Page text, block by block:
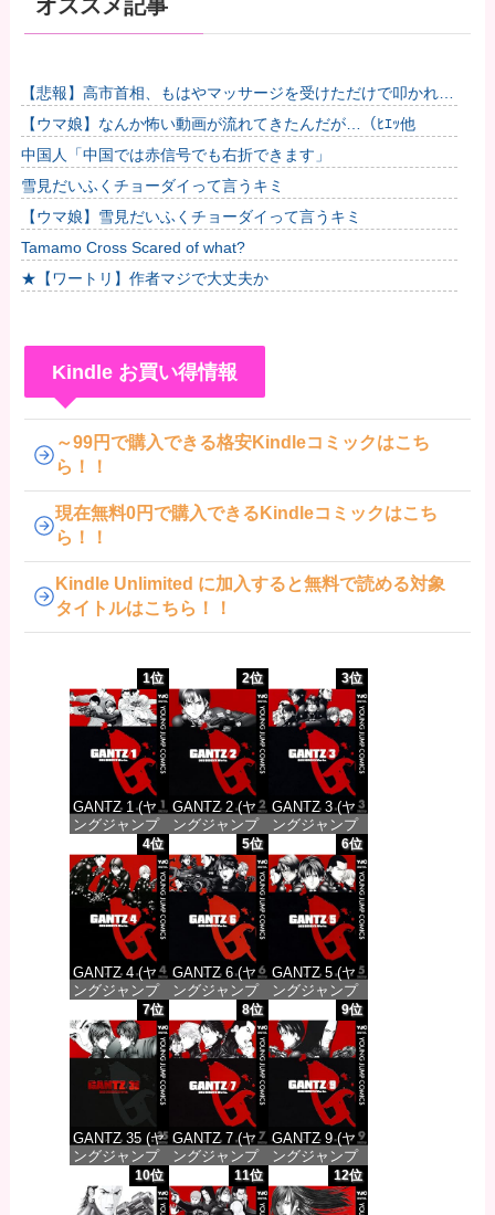
オススメ記事
【悲報】高市首相、もはやマッサージを受けただけで叩かれて
しまう他
【ウマ娘】なんか怖い動画が流れてきたんだが…（ﾋｴｯ他
中国人「中国では赤信号でも右折できます」
雪見だいふくチョーダイって言うキミ
【ウマ娘】雪見だいふくチョーダイって言うキミ
Tamamo Cross Scared of what?
★【ワートリ】作者マジで大丈夫か
Kindle お買い得情報
～99円で購入できる格安Kindleコミックはこち
ら！！
現在無料0円で購入できるKindleコミックはこち
ら！！
Kindle Unlimited に加入すると無料で読める対象
タイトルはこちら！！
1位
GANTZ 1 (ヤ
ングジャンプ
コミックス
DIGITAL)
価格：¥100
2位
GANTZ 2 (ヤ
ングジャンプ
コミックス
DIGITAL)
価格：¥100
3位
GANTZ 3 (ヤ
ングジャンプ
コミックス
DIGITAL)
価格：¥100
4位
GANTZ 4 (ヤ
ングジャンプ
コミックス
DIGITAL)
価格：¥100
5位
GANTZ 6 (ヤ
ングジャンプ
コミックス
DIGITAL)
価格：¥100
6位
GANTZ 5 (ヤ
ングジャンプ
コミックス
DIGITAL)
価格：¥100
7位
GANTZ 35 (ヤ
ングジャンプ
コミックス
DIGITAL)
8位
GANTZ 7 (ヤ
ングジャンプ
コミックス
DIGITAL)
9位
GANTZ 9 (ヤ
ングジャンプ
コミックス
DIGITAL)
10位 11位 12位